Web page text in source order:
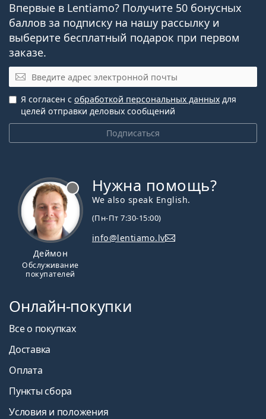
Presbyopia?
Можно ли спать в линзах PureVision 2 for
Presbyopia?
Другие мультифокальные
контактные линзы ежемесячной
замены
Air Optix Plus Hydraglyde Multifocal
Bausch + Lomb ULTRA for Presbyopia
Biofinity Multifocal
Статьи по теме из нашего блога
Привыкание к контактным линзам: сколько
Что такое пресбиопия: причины, лечение и
Можно ли спать в контактных линзах?
Покупатели, купившие эти линзы, также купили
ReNu MultiPlus 360 мл с контейнером
Это медицинское изделие. Перед использованием
прочтите инструкцию.
контактные линзы
Мультифокальные и
прогрессивные линзы
Впервые в Lentiamo? Получите 50 бонусных
баллов за подписку на нашу рассылку и
выберите бесплатный подарок при первом
заказе.
Эл. почта
Подписаться
Я согласен с обработкой персональных данных для
целей отправки деловых сообщений
Деймон
Обслуживание
покупателей
Нужна помощь?
We also speak English.
(Пн-Пт 7:30-15:00)
info@lentiamo.lv
Онлайн-покупки
Все о покупках
Доставка
Оплата
Пункты сбора
Условия и положения